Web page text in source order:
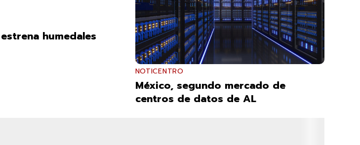
humedales
NOTICENTRO
México, segundo mercado de
centros de datos de AL